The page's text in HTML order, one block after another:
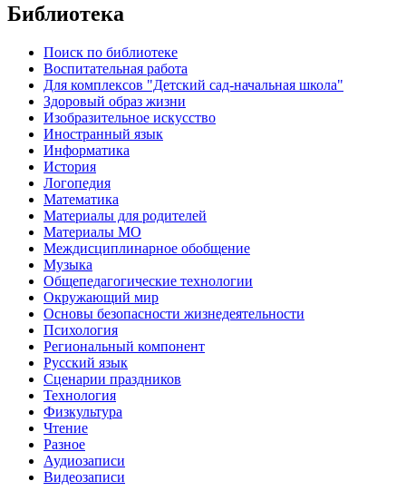
Библиотека
Поиск по библиотеке
Воспитательная работа
Для комплексов "Детский сад-начальная школа"
Здоровый образ жизни
Изобразительное искусство
Иностранный язык
Информатика
История
Логопедия
Математика
Материалы для родителей
Материалы МО
Междисциплинарное обобщение
Музыка
Общепедагогические технологии
Окружающий мир
Основы безопасности жизнедеятельности
Психология
Региональный компонент
Русский язык
Сценарии праздников
Технология
Физкультура
Чтение
Разное
Аудиозаписи
Видеозаписи